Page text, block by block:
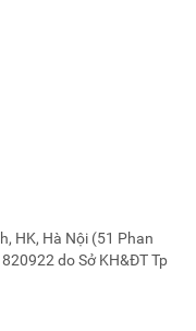
HK, Hà Nội (51 Phan
do Sở KH&ĐT Tp